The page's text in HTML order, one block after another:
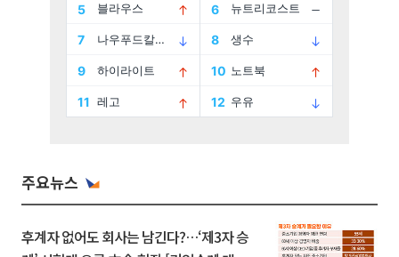
주요뉴스
후계자 없어도 회사는 남긴다?…‘제3자 승